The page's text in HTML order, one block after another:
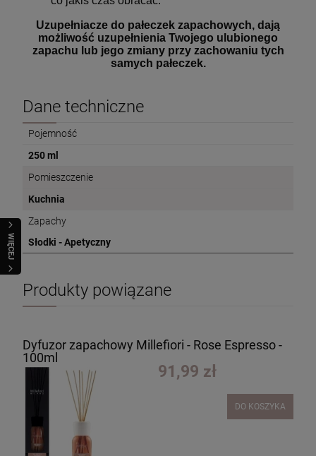
WIĘCEJ
Uzupełniacze do pałeczek zapachowych, dają
możliwość uzupełnienia Twojego ulubionego
zapachu lub jego zmiany przy zachowaniu tych
samych pałeczek.
Dane techniczne
Pojemność
250 ml
Pomieszczenie
Kuchnia
Zapachy
Słodki - Apetyczny
Produkty powiązane
Dyfuzor zapachowy Millefiori - Rose Espresso -
100ml
91,99 zł
DO KOSZYKA